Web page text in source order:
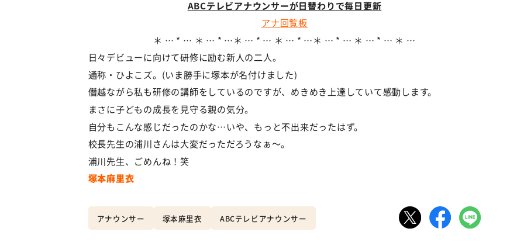
ABCテレビアナウンサーが日替わりで毎日更新
アナ回覧板
＊ … * … ＊ … * …＊ … * … ＊ … * …＊ … * … ＊ … * … ＊ …
日々デビューに向けて研修に励む新人の二人。
通称・ひよこズ。(いま勝手に塚本が名付けました)
僭越ながら私も研修の講師をしているのですが、めきめき上達していて感動します。
まさに子どもの成長を見守る親の気分。
自分もこんな感じだったのかな…いや、もっと不出来だったはず。
校長先生の浦川さんは大変だっただろうなぁ〜。
浦川先生、ごめんね！笑
塚本麻里衣
アナウンサー 塚本麻里衣 ABCテレビアナウンサー